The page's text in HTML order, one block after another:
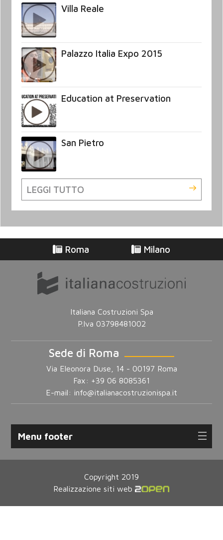
Villa Reale
Palazzo Italia Expo 2015
Education at Preservation
San Pietro
LEGGI TUTTO
Roma Milano
Italiana Costruzioni Spa
P.Iva 03798481002
Sede di Roma
Via Eleonora Duse, 14 - 00197 Roma
Fax: +39 06 8085361
E-mail: info@italianacostruzionispa.it
Menu footer
Copyright 2019
Realizzazione siti web